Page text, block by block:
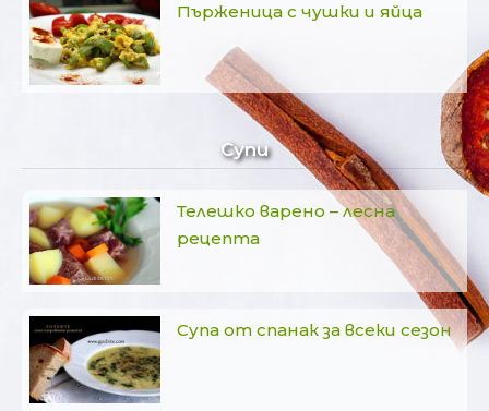
Пърженица с чушки и яйца
Супи
Телешко варено – лесна
рецепта
Супа от спанак за всеки сезон